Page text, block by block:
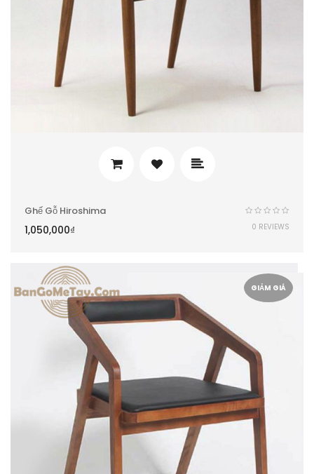
Ghế Gỗ Hiroshima
1,050,000₫ 0 REVIEWS
GIẢM GIÁ